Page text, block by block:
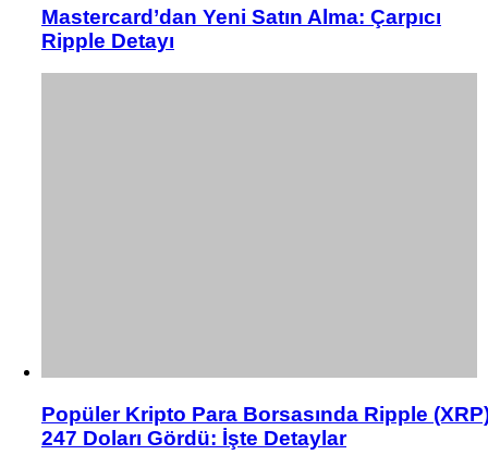
Mastercard’dan Yeni Satın Alma: Çarpıcı
Ripple Detayı
Popüler Kripto Para Borsasında Ripple
247 Doları Gördü: İşte Detaylar